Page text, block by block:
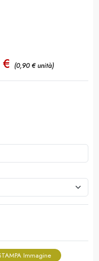
(0,90 € unità)
Immagine